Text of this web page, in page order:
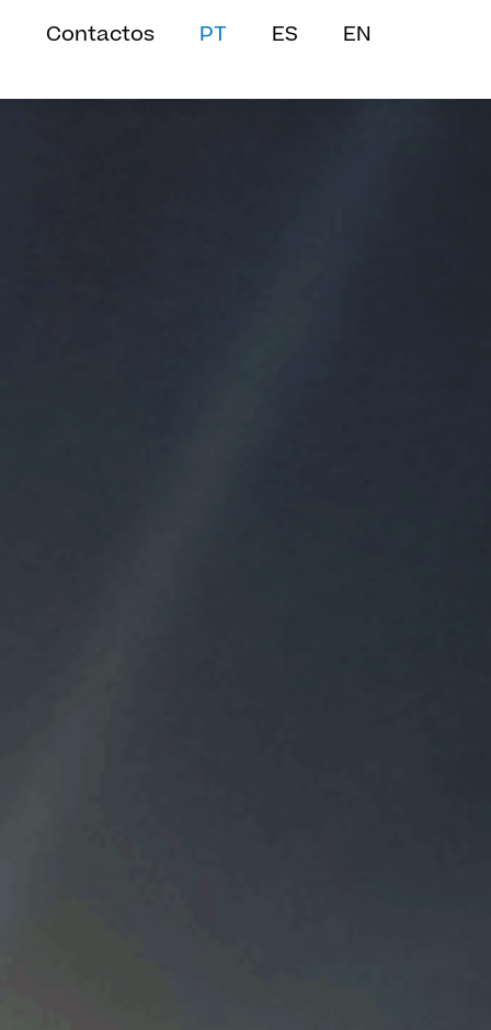
Contactos PT ES EN